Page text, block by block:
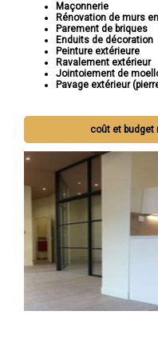
Maçonnerie
Rénovation de murs
Parement de briques
Enduits de décoration
Peinture extérieure
Ravalement extérieur
Jointoiement de
Pavage extérieur
coût et budget